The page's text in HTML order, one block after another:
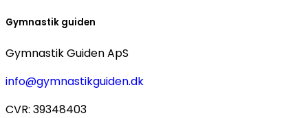
Gymnastik guiden
Gymnastik Guiden ApS
info@gymnastikguiden.dk
CVR: 39348403